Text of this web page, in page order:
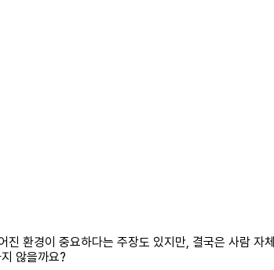
환경이 중요하다는 주장도 있지만, 결국은 사람 자
않을까요?